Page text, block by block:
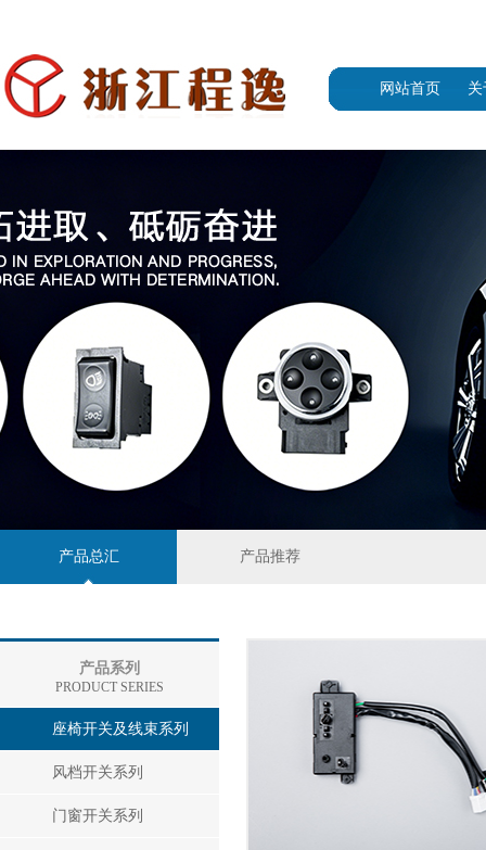
网站首页
产品总汇 产品推荐
产品系列
PRODUCT SERIES
座椅开关及线束系列
风档开关系列
门窗开关系列